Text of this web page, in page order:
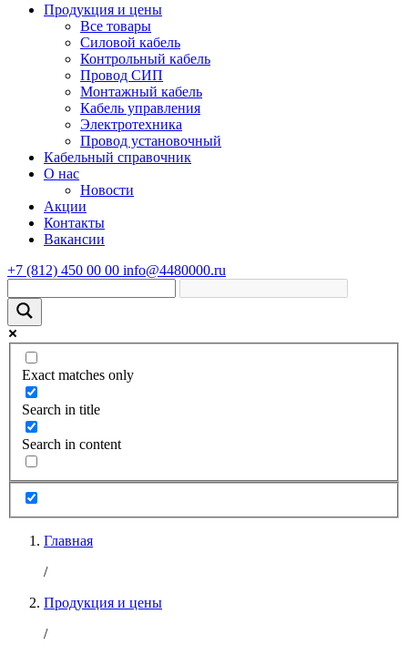
Продукция и цены
Все товары
Силовой кабель
Контрольный кабель
Провод СИП
Монтажный кабель
Кабель управления
Электротехника
Провод установочный
Кабельный справочник
О нас
Новости
Акции
Контакты
Вакансии
+7 (812) 450 00 00 info@4480000.ru
Exact matches only
Search in title
Search in content
Главная
/
Продукция и цены
/